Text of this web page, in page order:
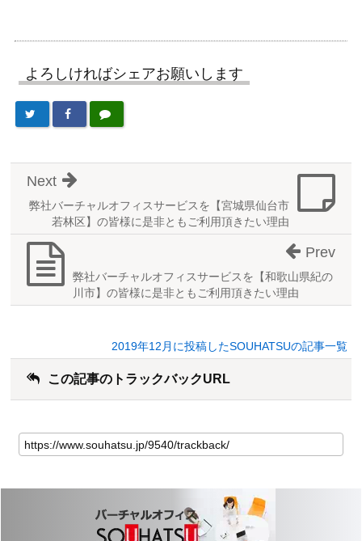
よろしければシェアお願いします
弊社バーチャルオフィスサービスを【宮城県仙台市
若林区】の皆様に是非ともご利用頂きたい理由
Next
弊社バーチャルオフィスサービスを【和歌山県紀の
川市】の皆様に是非ともご利用頂きたい理由
Prev
2019年12月に投稿したSOUHATSUの記事一覧
この記事のトラックバックURL